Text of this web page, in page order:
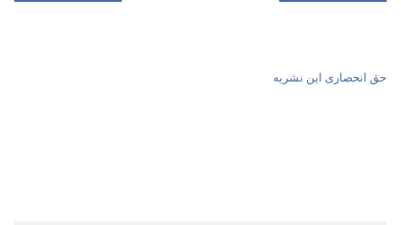
حق انحصاری این نشریه